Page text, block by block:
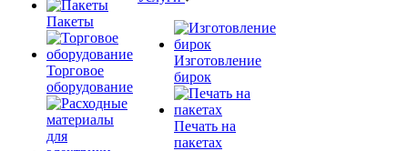
Пакеты
Торговое
оборудование
Изготовление
бирок
Печать на
пакетах